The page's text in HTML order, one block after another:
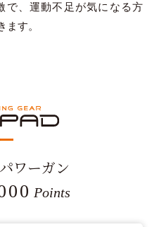
で、運動不足が気になる方
す。
ワーガン
Points